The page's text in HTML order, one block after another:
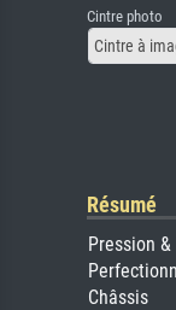
Cintre photo
Cintre à
Résumé
Pression
Châssis